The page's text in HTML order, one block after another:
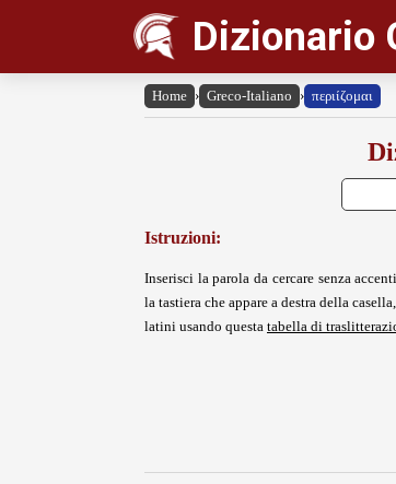
Dizionario
Home › Greco-Italiano › περιίζομαι
Istruzioni:
Inserisci la parola da cercare senza
la tastiera che appare a destra della
latini usando questa tabella di